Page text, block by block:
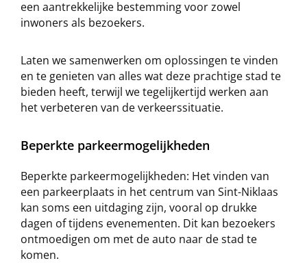
een aantrekkelijke bestemming voor zowel
inwoners als bezoekers.
Laten we samenwerken om oplossingen te vinden
en te genieten van alles wat deze prachtige stad te
bieden heeft, terwijl we tegelijkertijd werken aan
het verbeteren van de verkeerssituatie.
Beperkte parkeermogelijkheden
Beperkte parkeermogelijkheden: Het vinden van
een parkeerplaats in het centrum van Sint-Niklaas
kan soms een uitdaging zijn, vooral op drukke
dagen of tijdens evenementen. Dit kan bezoekers
ontmoedigen om met de auto naar de stad te
komen.